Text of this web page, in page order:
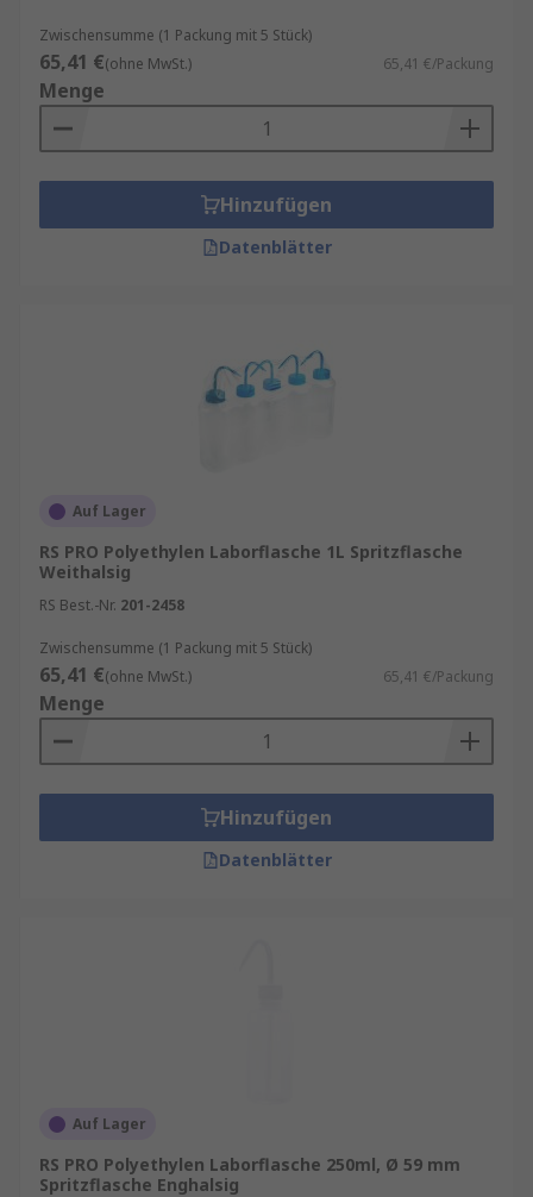
Zwischensumme (1 Packung mit 5 Stück)
65,41 €(ohne MwSt.) 65,41 €/Packung
Menge
Hinzufügen
Datenblätter
Auf Lager
RS PRO Polyethylen Laborflasche 1L Spritzflasche
Weithalsig
RS Best.-Nr. 201-2458
Zwischensumme (1 Packung mit 5 Stück)
65,41 €(ohne MwSt.) 65,41 €/Packung
Menge
Hinzufügen
Datenblätter
Auf Lager
RS PRO Polyethylen Laborflasche 250ml, Ø 59 mm
Spritzflasche Enghalsig